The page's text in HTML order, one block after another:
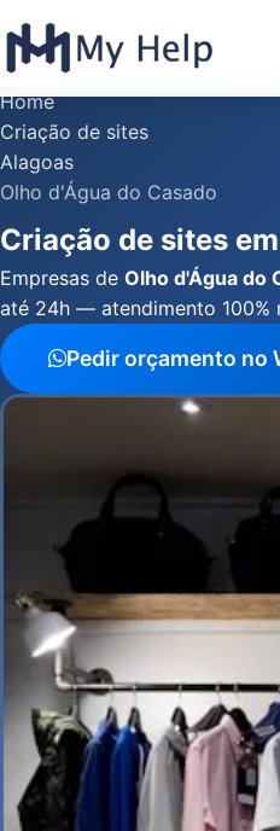
Home
Criação de sites
Alagoas
Olho d'Água do Casado
Criação de sites
Empresas de Olho d'Água do
até 24h — atendimento 100%
Pedir orçamento no